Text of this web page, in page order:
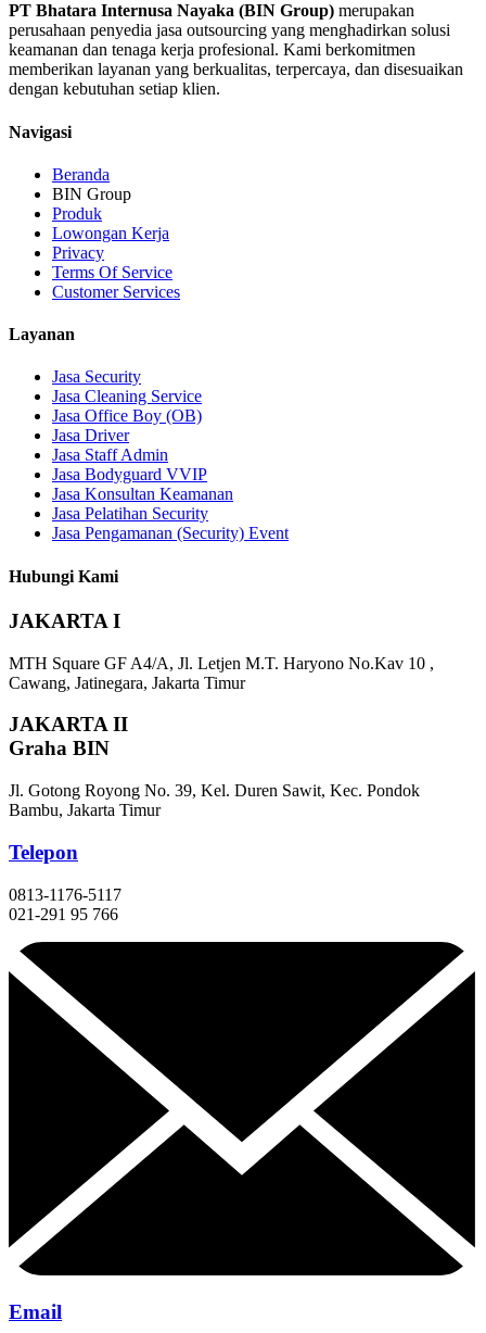
PT Bhatara Internusa Nayaka (BIN Group) merupakan
perusahaan penyedia jasa outsourcing yang menghadirkan solusi
keamanan dan tenaga kerja profesional. Kami berkomitmen
memberikan layanan yang berkualitas, terpercaya, dan disesuaikan
dengan kebutuhan setiap klien.
Navigasi
Beranda
BIN Group
Produk
Lowongan Kerja
Privacy
Terms Of Service
Customer Services
Layanan
Jasa Security
Jasa Cleaning Service
Jasa Office Boy (OB)
Jasa Driver
Jasa Staff Admin
Jasa Bodyguard VVIP
Jasa Konsultan Keamanan
Jasa Pelatihan Security
Jasa Pengamanan (Security) Event
Hubungi Kami
JAKARTA I
MTH Square GF A4/A, Jl. Letjen M.T. Haryono No.Kav 10 ,
Cawang, Jatinegara, Jakarta Timur
JAKARTA II
Graha BIN
Jl. Gotong Royong No. 39, Kel. Duren Sawit, Kec. Pondok
Bambu, Jakarta Timur
Telepon
0813-1176-5117
021-291 95 766
Email